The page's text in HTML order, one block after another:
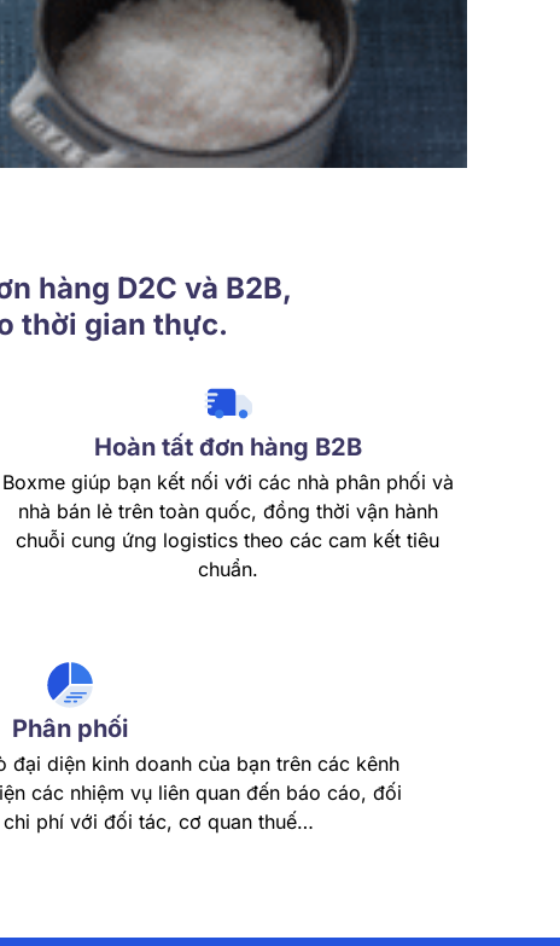
hàng D2C và B2B,
thời gian thực.
Hoàn tất đơn hàng B2B
Boxme giúp bạn kết nối với các nhà phân phối và
nhà bán lẻ trên toàn quốc, đồng thời vận hành
chuỗi cung ứng logistics theo các cam kết tiêu
chuẩn.
Phân phối
đại diện kinh doanh của bạn trên các kênh
các nhiệm vụ liên quan đến báo cáo, đối
phí với đối tác, cơ quan thuế…